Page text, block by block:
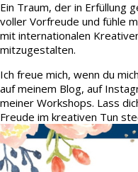
Ein Traum, der in Erfüllung
voller Vorfreude und fühle
mit internationalen
mitzugestalten.
Ich freue mich, wenn du
auf meinem Blog, auf
meiner Workshops. Lass
Freude im kreativen Tun